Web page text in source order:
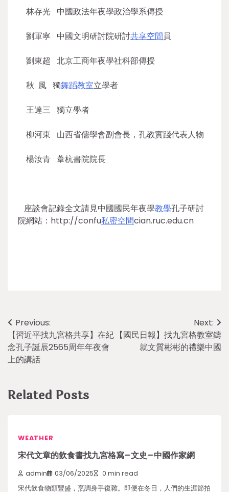
林存光 中國政法年夜學政治學系傳授
劉軍寧 中國文明研討院研討共享空間員
劉東超 北京工商年夜學社科部傳授
秋 風 獨舞蹈教室立學者
王達三 獨立學者
柳河東 山西省儒學會副會長，孔教實踐代表人物
楊汝青 葦杭書院院長
座談會記錄全文請見中國國民年夜學教學孔子研討
院網站：http://confu私密空間cian.ruc.edu.cn
Post
navigation
Previous:
【習近平找九宮格共享】 在紀
念孔子誕辰2565周年年夜會
上的講話
Next:
【國民日報】找九宮格教室鑄
就文質彬彬的禮樂中國
Related Posts
WEATHER
宋代文章的飲食書找九宮格寫–文史–中國作家網
admin 03/06/2025 0 min read
宋代飲食物類豐盛，烹調身手復雜。即便在冬日，人們的生涯節拍